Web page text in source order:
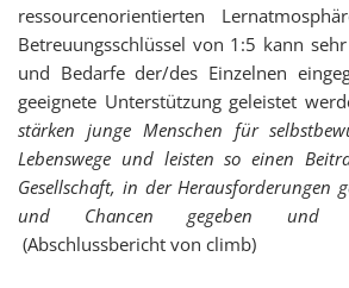
ressourcenorientierten
Betreuungsschlüssel von 1:5 kann
und Bedarfe der/des Einzelnen
geeignete Unterstützung geleistet
stärken junge Menschen für
Lebenswege und leisten so einen
Gesellschaft, in der Herausforderungen
und Chancen gegeben und
(Abschlussbericht von climb)